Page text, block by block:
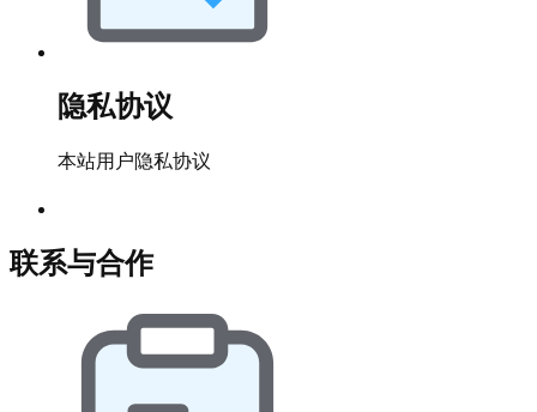
隐私协议
本站用户隐私协议
联系与合作